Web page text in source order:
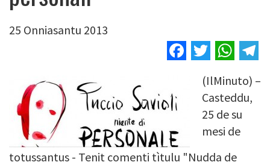
25 Onniasantu 2013
Facebook
Twitter
Image
(IlMinuto) –
Casteddu,
25 de su
mesi de
totussantus - Tenit comenti tìtulu "Nudda de